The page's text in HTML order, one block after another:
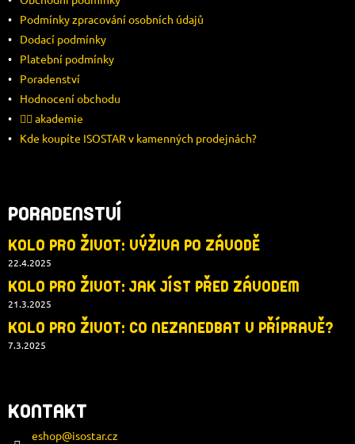
A
T
Podmínky zpracování osobních údajů
Dodací podmínky
Platební podmínky
Poradenství
Hodnocení obchodu
🚴‍♂️ akademie
Kde koupíte ISOSTAR v kamenných prodejnách?
PORADENSTVÍ
KOLO PRO ŽIVOT: VÝŽIVA PO ZÁVODĚ
22.4.2025
KOLO PRO ŽIVOT: JAK JÍST PŘED ZÁVODEM
21.3.2025
KOLO PRO ŽIVOT: CO NEZANEDBAT V PŘÍPRAVĚ?
7.3.2025
KONTAKT
eshop@isostar.cz